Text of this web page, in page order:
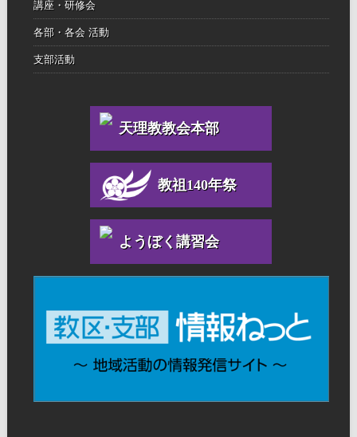
講座・研修会
各部・各会 活動
支部活動
天理教教会本部
教祖140年祭
ようぼく講習会